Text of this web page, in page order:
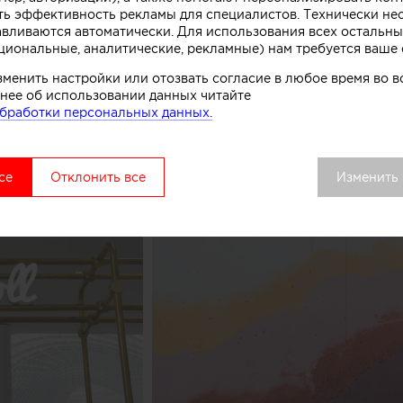
точки выделяется среди других объектов
сосредоточить внимание покупателей как на
процессе, в основе которого перемешивание слоев
рассказывают авторы этого небольшого
эффективность рекламы для специалистов. Технически
автоматически. Для использования всех
аналитические, рекламные) нам требуется ваше
настройки или отозвать согласие в любое время во
об использовании данных читайте
персональных данных.
Отклонить все Изменить